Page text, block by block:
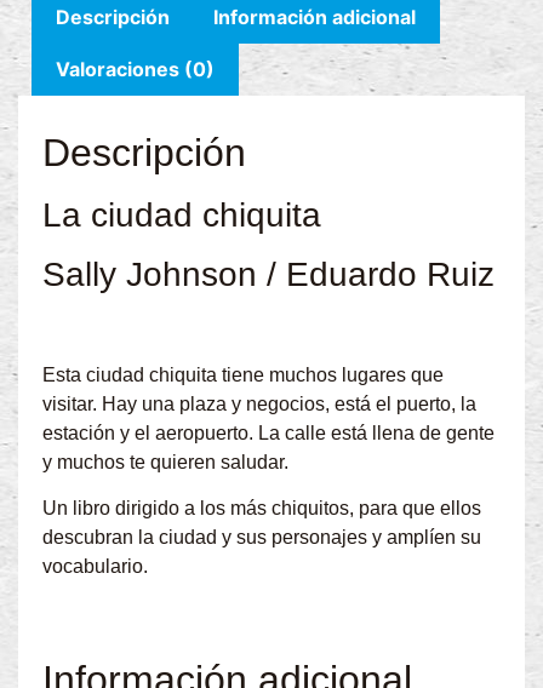
Descripción Información adicional
Valoraciones (0)
Descripción
La ciudad chiquita
Sally Johnson / Eduardo Ruiz
Esta ciudad chiquita tiene muchos lugares que
visitar. Hay una plaza y negocios, está el puerto, la
estación y el aeropuerto. La calle está llena de gente
y muchos te quieren saludar.
Un libro dirigido a los más chiquitos, para que ellos
descubran la ciudad y sus personajes y amplíen su
vocabulario.